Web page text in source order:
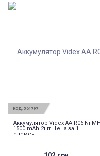
КОД: 561797
Аккумулятор Videx AA R06 Ni-MH
1500 mAh 2шт Цена за 1
елемент